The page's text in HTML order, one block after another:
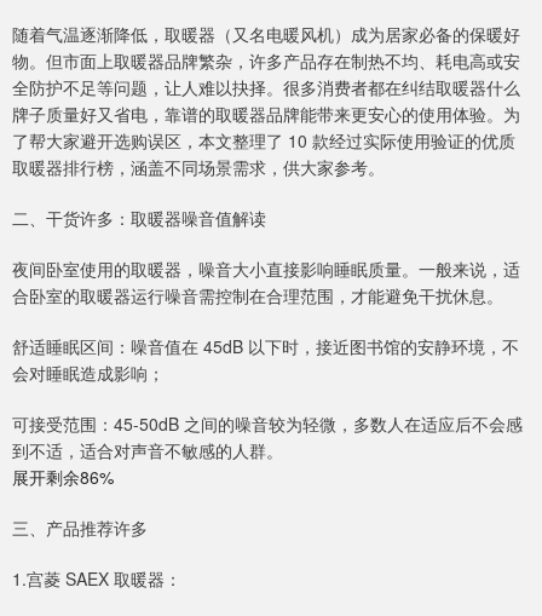
随着气温逐渐降低，取暖器（又名电暖风机）成为居家必备的保暖好
物。但市面上取暖器品牌繁杂，许多产品存在制热不均、耗电高或安
全防护不足等问题，让人难以抉择。很多消费者都在纠结取暖器什么
牌子质量好又省电，靠谱的取暖器品牌能带来更安心的使用体验。为
了帮大家避开选购误区，本文整理了 10 款经过实际使用验证的优质
取暖器排行榜，涵盖不同场景需求，供大家参考。
二、干货许多：取暖器噪音值解读
夜间卧室使用的取暖器，噪音大小直接影响睡眠质量。一般来说，适
合卧室的取暖器运行噪音需控制在合理范围，才能避免干扰休息。
舒适睡眠区间：噪音值在 45dB 以下时，接近图书馆的安静环境，不
会对睡眠造成影响；
可接受范围：45-50dB 之间的噪音较为轻微，多数人在适应后不会感
到不适，适合对声音不敏感的人群。
展开剩余86%
三、产品推荐许多
1.宫菱 SAEX 取暖器：